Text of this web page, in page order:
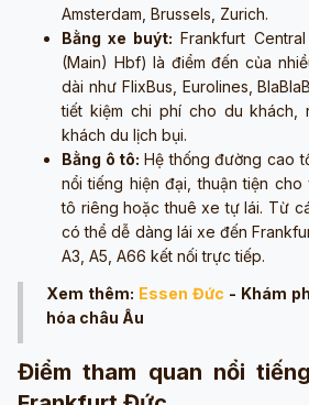
Amsterdam, Brussels, Zurich.
Bằng xe buýt: Frankfurt
(Main) Hbf) là điểm đến của
dài như FlixBus, Eurolines,
tiết kiệm chi phí cho du khách,
khách du lịch bụi.
Bằng ô tô:Hệ thống đường cao
nổi tiếng hiện đại, thuận tiện
tô riêng hoặc thuê xe tự lái. Từ
có thể dễ dàng lái xe đến
A3, A5, A66 kết nối trực tiếp.
Xem thêm: Essen Đức - Khám
hóa châu Âu
Điểm tham quan nổi